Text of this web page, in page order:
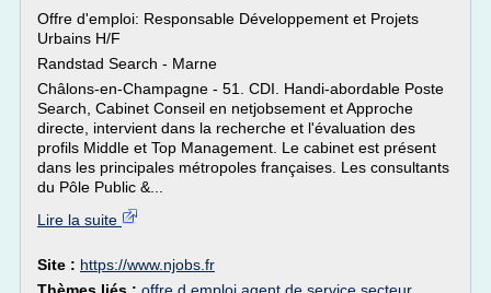
Offre d'emploi: Responsable Développement et Projets
Urbains H/F
Randstad Search - Marne
Châlons-en-Champagne - 51. CDI. Handi-abordable Poste
Search, Cabinet Conseil en netjobsement et Approche
directe, intervient dans la recherche et l'évaluation des
profils Middle et Top Management. Le cabinet est présent
dans les principales métropoles françaises. Les consultants
du Pôle Public &...
Lire la suite
Site : https://www.njobs.fr